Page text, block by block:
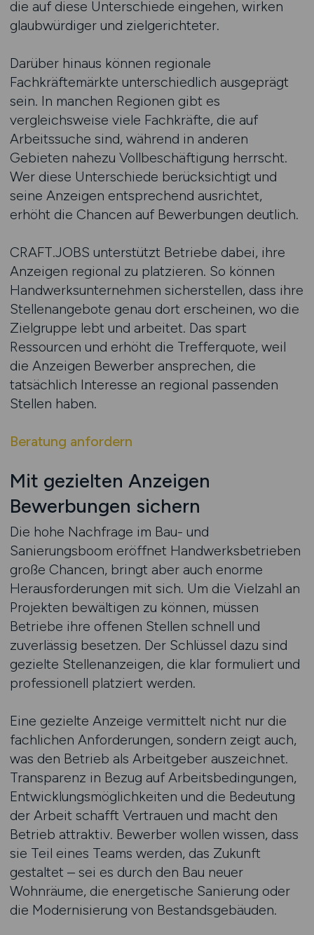
die auf diese Unterschiede eingehen, wirken
glaubwürdiger und zielgerichteter.
Darüber hinaus können regionale
Fachkräftemärkte unterschiedlich ausgeprägt
sein. In manchen Regionen gibt es
vergleichsweise viele Fachkräfte, die auf
Arbeitssuche sind, während in anderen
Gebieten nahezu Vollbeschäftigung herrscht.
Wer diese Unterschiede berücksichtigt und
seine Anzeigen entsprechend ausrichtet,
erhöht die Chancen auf Bewerbungen deutlich.
CRAFT.JOBS unterstützt Betriebe dabei, ihre
Anzeigen regional zu platzieren. So können
Handwerksunternehmen sicherstellen, dass ihre
Stellenangebote genau dort erscheinen, wo die
Zielgruppe lebt und arbeitet. Das spart
Ressourcen und erhöht die Trefferquote, weil
die Anzeigen Bewerber ansprechen, die
tatsächlich Interesse an regional passenden
Stellen haben.
Beratung anfordern
Mit gezielten Anzeigen
Bewerbungen sichern
Die hohe Nachfrage im Bau- und
Sanierungsboom eröffnet Handwerksbetrieben
große Chancen, bringt aber auch enorme
Herausforderungen mit sich. Um die Vielzahl an
Projekten bewältigen zu können, müssen
Betriebe ihre offenen Stellen schnell und
zuverlässig besetzen. Der Schlüssel dazu sind
gezielte Stellenanzeigen, die klar formuliert und
professionell platziert werden.
Eine gezielte Anzeige vermittelt nicht nur die
fachlichen Anforderungen, sondern zeigt auch,
was den Betrieb als Arbeitgeber auszeichnet.
Transparenz in Bezug auf Arbeitsbedingungen,
Entwicklungsmöglichkeiten und die Bedeutung
der Arbeit schafft Vertrauen und macht den
Betrieb attraktiv. Bewerber wollen wissen, dass
sie Teil eines Teams werden, das Zukunft
gestaltet – sei es durch den Bau neuer
Wohnräume, die energetische Sanierung oder
die Modernisierung von Bestandsgebäuden.